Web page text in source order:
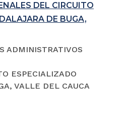
DEL CIRCUITO
DE BUGA,
ADMINISTRATIVOS
ESPECIALIZADO
VALLE DEL CAUCA